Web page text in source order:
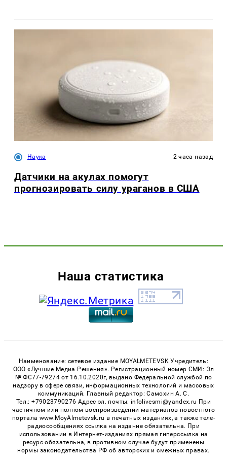
Наука 2 часа назад
Датчики на акулах помогут
прогнозировать силу ураганов в США
Наша статистика
Наименование: сетевое издание MOYALMETEVSK Учредитель:
ООО «Лучшие Медиа Решения». Регистрационный номер СМИ: Эл
№ ФС77-79274 от 16.10.2020г, выдано Федеральной службой по
надзору в сфере связи, информационных технологий и массовых
коммуникаций. Главный редактор: Самохин А. С.
Тел.: +79023790276 Адрес эл. почты: infolivesmi@yandex.ru При
частичном или полном воспроизведении материалов новостного
портала www.MoyAlmetevsk.ru в печатных изданиях, а также теле-
радиосообщениях ссылка на издание обязательна. При
использовании в Интернет-изданиях прямая гиперссылка на
ресурс обязательна, в противном случае будут применены
нормы законодательства РФ об авторских и смежных правах.